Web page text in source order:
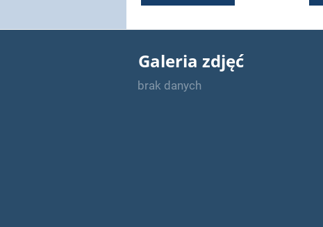
Galeria zdjęć
brak danych